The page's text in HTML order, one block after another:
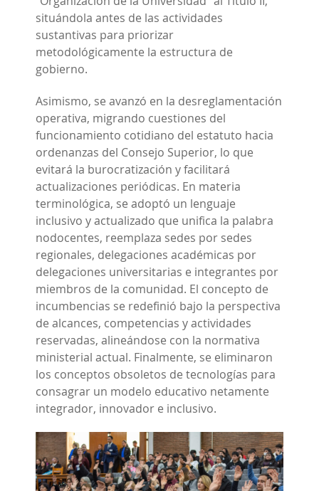
situándola antes de las actividades
sustantivas para priorizar
metodológicamente la estructura de
gobierno.
Asimismo, se avanzó en la desreglamentación
operativa, migrando cuestiones del
funcionamiento cotidiano del estatuto hacia
ordenanzas del Consejo Superior, lo que
evitará la burocratización y facilitará
actualizaciones periódicas. En materia
terminológica, se adoptó un lenguaje
inclusivo y actualizado que unifica la palabra
nodocentes, reemplaza sedes por sedes
regionales, delegaciones académicas por
delegaciones universitarias e integrantes por
miembros de la comunidad. El concepto de
incumbencias se redefinió bajo la perspectiva
de alcances, competencias y actividades
reservadas, alineándose con la normativa
ministerial actual. Finalmente, se eliminaron
los conceptos obsoletos de tecnologías para
consagrar un modelo educativo netamente
integrador, innovador e inclusivo.